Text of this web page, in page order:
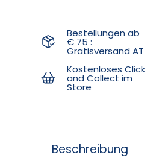
Bestellungen ab
€ 75 :
Gratisversand AT
Kostenloses Click
and Collect im
Store
Beschreibung